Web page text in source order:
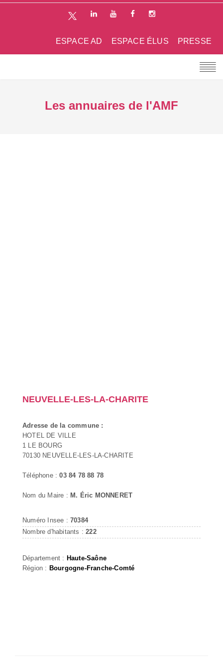
PRESSE
ESPACE ÉLUS
ESPACE AD
Les annuaires de l'AMF
NEUVELLE-LES-LA-CHARITE
Adresse de la commune :
HOTEL DE VILLE
1 LE BOURG
70130 NEUVELLE-LES-LA-CHARITE
Téléphone :03 84 78 88 78
Nom du Maire : M. Éric MONNERET
Numéro Insee : 70384
Nombre d'habitants :222
Département : Haute-Saône
Région : Bourgogne-Franche-Comté